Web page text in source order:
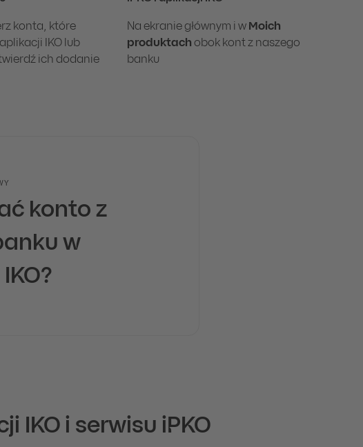
konta, które
IKO lub
ich dodanie
Na ekranie głównym i w Moich
produktach obok kont z naszego
banku
konto z
w
IKO i serwisu iPKO